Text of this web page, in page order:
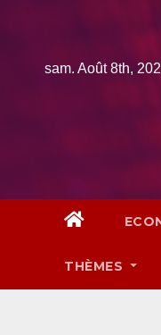
contentsam. Août 8th,
THÈMES